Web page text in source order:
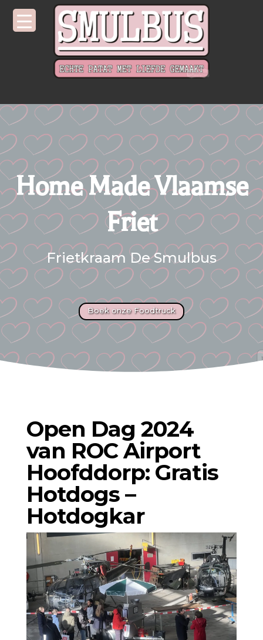
Home Made Vlaamse
Friet
Frietkraam De Smulbus
Boek onze Foodtruck
Open Dag 2024
van ROC Airport
Hoofddorp: Gratis
Hotdogs –
Hotdogkar